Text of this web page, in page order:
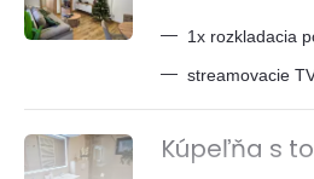
— 1x rozkladacia
— streamovacie
Kúpeľňa s